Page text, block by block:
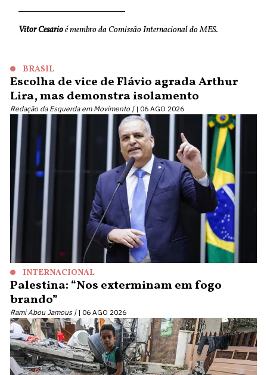
Vitor Cesarioé membro da Comissão Internacional do MES.
BRASIL
Escolha de vice de Flávio agrada Arthur
Lira, mas demonstra isolamento
Redação da Esquerda em Movimento | 06 AGO 2026
INTERNACIONAL
Palestina: “Nos exterminam em fogo
brando”
Rami Abou Jamous | 06 AGO 2026